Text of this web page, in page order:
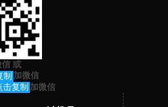
什么呢？（几种电子商务网络的推广渠
信 或
制 加微信
击复制 加微信